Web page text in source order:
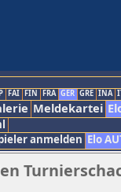
FAI FIN FRA GER GRE INA
Meldekartei
anmelden Elo